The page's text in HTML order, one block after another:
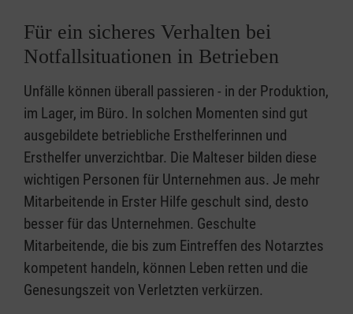
Für ein sicheres Verhalten bei
Notfallsituationen in Betrieben
Unfälle können überall passieren - in der Produktion,
im Lager, im Büro. In solchen Momenten sind gut
ausgebildete betriebliche Ersthelferinnen und
Ersthelfer unverzichtbar. Die Malteser bilden diese
wichtigen Personen für Unternehmen aus. Je mehr
Mitarbeitende in Erster Hilfe geschult sind, desto
besser für das Unternehmen. Geschulte
Mitarbeitende, die bis zum Eintreffen des Notarztes
kompetent handeln, können Leben retten und die
Genesungszeit von Verletzten verkürzen.